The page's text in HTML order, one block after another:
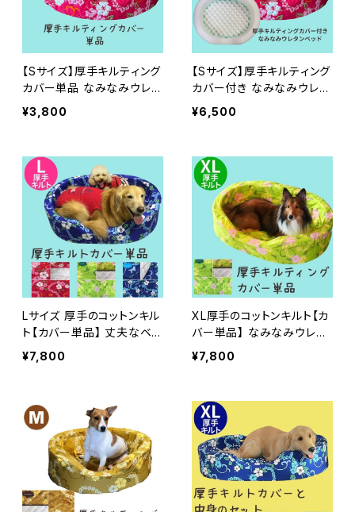
【Sサイズ】厚手キルティング
カバー単品 なみなみウレタ
ンカドラー用｜小型犬用・オ
ーソペディック犬ベッド｜日
¥3,800
【Sサイズ】厚手キルティング
カバー付き なみなみウレタ
ンカドラー｜小型犬用・オー
ソペディック犬ベッド｜日本
¥6,500
Lサイズ 厚手のコットンキル
ト【カバー単品】 丈夫なベッ
ド カドラー 介護 オーソペ
ディックカドラー用
¥7,800
XL厚手のコットンキルト【カ
バー単品】 なみなみウレタ
ンカドラー専用カバー 犬 ベ
ッド 介護 オーソペディック
¥7,800